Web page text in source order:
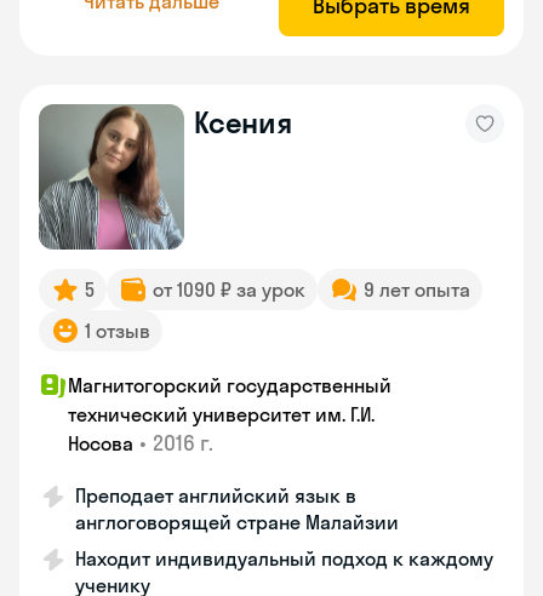
Ксения
5 от 1090 ₽ за урок
9 лет опыта
1 отзыв
Магнитогорский государственный
технический университет им. Г.И.
Носова • 2016 г.
Преподает английский язык в
англоговорящей стране Малайзии
Находит индивидуальный подход к каждому
ученику